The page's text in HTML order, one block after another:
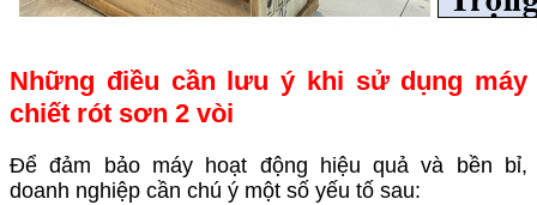
Những điều cần lưu ý khi sử dụng máy
chiết rót sơn 2 vòi
Để đảm bảo máy hoạt động hiệu quả và bền bỉ,
doanh nghiệp cần chú ý một số yếu tố sau: